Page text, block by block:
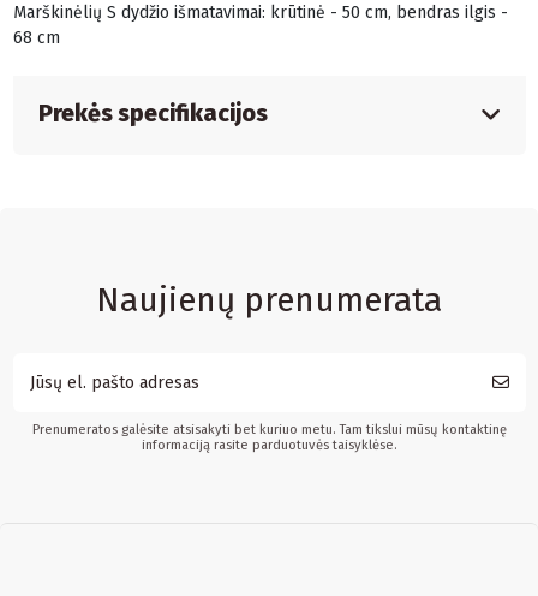
Marškinėlių S dydžio išmatavimai: krūtinė - 50 cm, bendras ilgis -
68 cm
Prekės specifikacijos
Naujienų prenumerata
Prenumeratos galėsite atsisakyti bet kuriuo metu. Tam tikslui mūsų kontaktinę
informaciją rasite parduotuvės taisyklėse.